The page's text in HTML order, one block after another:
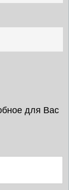
для Вас